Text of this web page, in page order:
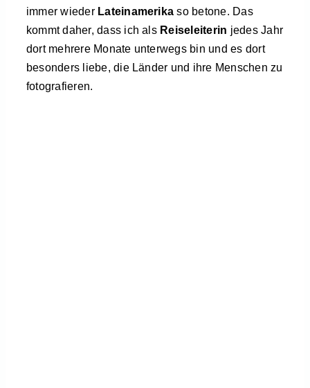
immer wieder Lateinamerika so betone. Das
kommt daher, dass ich als Reiseleiterin jedes Jahr
dort mehrere Monate unterwegs bin und es dort
besonders liebe, die Länder und ihre Menschen zu
fotografieren.